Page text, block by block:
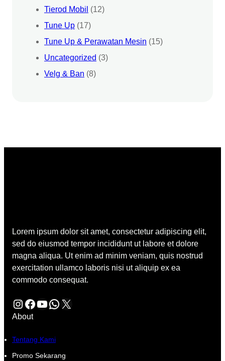
Tierod Mobil (12)
Tune Up (17)
Tune Up & Perawatan Mesin (15)
Uncategorized (3)
Velg & Ban (8)
Lorem ipsum dolor sit amet, consectetur adipiscing elit,
sed do eiusmod tempor incididunt ut labore et dolore
magna aliqua. Ut enim ad minim veniam, quis nostrud
exercitation ullamco laboris nisi ut aliquip ex ea
commodo consequat.
Instagram Facebook YouTube WhatsApp X
About
Tentang Kami
Promo Sekarang